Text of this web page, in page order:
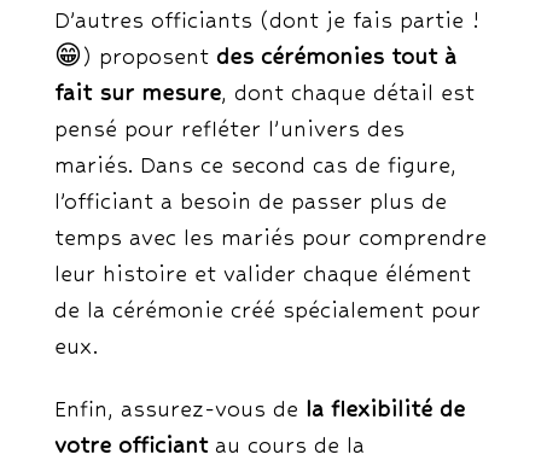
D’autres officiants (dont je fais partie !
😁) proposent des cérémonies tout à
fait sur mesure, dont chaque détail est
pensé pour refléter l’univers des
mariés. Dans ce second cas de figure,
l’officiant a besoin de passer plus de
temps avec les mariés pour comprendre
leur histoire et valider chaque élément
de la cérémonie créé spécialement pour
eux.
Enfin, assurez-vous de la flexibilité de
votre officiantau cours de la